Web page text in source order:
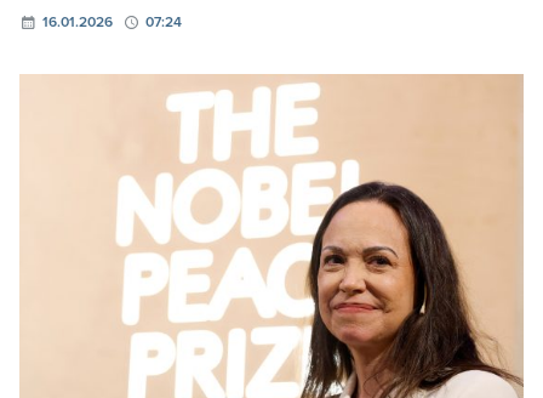
16.01.2026 07:24